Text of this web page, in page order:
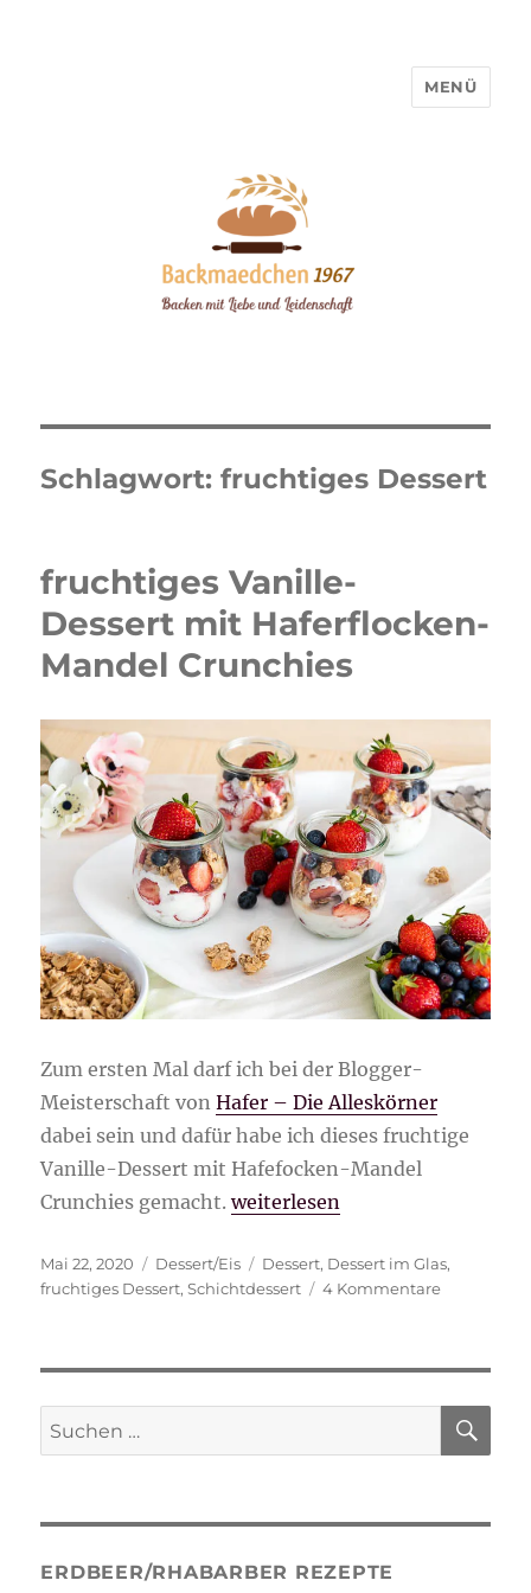
MENÜ
Schlagwort:fruchtiges Dessert
fruchtiges Vanille-
Dessert mit Haferflocken-
Mandel Crunchies
Zum ersten Mal darf ich bei der Blogger-
Meisterschaft vonHafer – Die Alleskörner
dabei sein und dafür habe ich dieses fruchtige
Vanille-Dessert mit Hafefocken-Mandel
Crunchies gemacht.„fruchtiges Vanille-Dessert
weiterlesen
Veröffentlicht
am
Mai 22, 2020 Kategorien
Dessert/Eis Schlagwörter
Dessert, Dessert im Glas,
fruchtiges Dessert,Schichtdessert 4 Kommentarezu
Mandel
Crunchies
Suche
nach:
ERDBEER/RHABARBER REZEPTE